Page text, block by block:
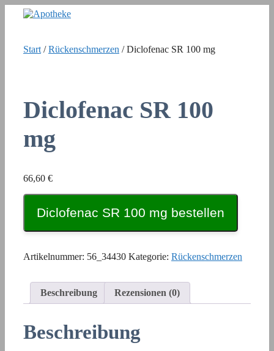
Inhalt
Start /Rückenschmerzen / Diclofenac SR 100 mg
Diclofenac SR 100
mg
66,60 €
Diclofenac SR 100 mg bestellen
Artikelnummer: 56_34430 Kategorie: Rückenschmerzen
Beschreibung Rezensionen (0)
Beschreibung